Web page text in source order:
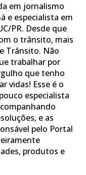
em jornalismo
e especialista em
PR. Desde que
o trânsito, mais
Trânsito. Não
trabalhar por
que tenho
vidas! Esse é o
especialista
e as
pelo Portal
produtos e